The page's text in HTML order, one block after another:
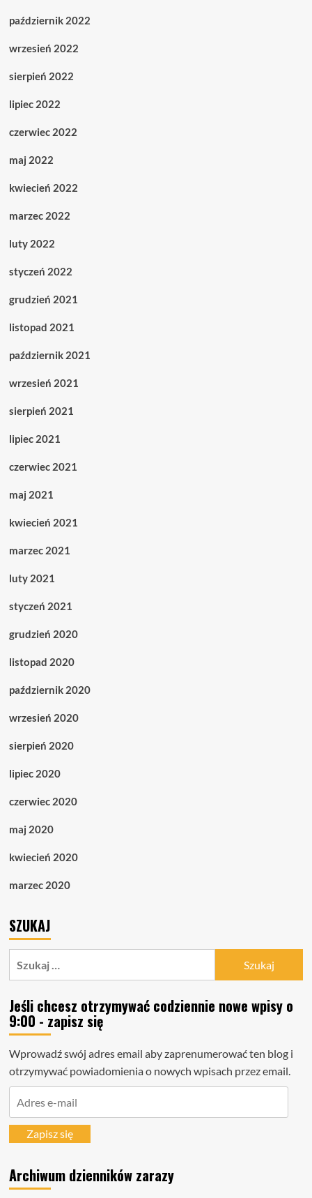
październik 2022
wrzesień 2022
sierpień 2022
lipiec 2022
czerwiec 2022
maj 2022
kwiecień 2022
marzec 2022
luty 2022
styczeń 2022
grudzień 2021
listopad 2021
październik 2021
wrzesień 2021
sierpień 2021
lipiec 2021
czerwiec 2021
maj 2021
kwiecień 2021
marzec 2021
luty 2021
styczeń 2021
grudzień 2020
listopad 2020
październik 2020
wrzesień 2020
sierpień 2020
lipiec 2020
czerwiec 2020
maj 2020
kwiecień 2020
marzec 2020
SZUKAJ
Jeśli chcesz otrzymywać codziennie nowe wpisy o
9:00 - zapisz się
Wprowadź swój adres email aby zaprenumerować ten blog i
otrzymywać powiadomienia o nowych wpisach przez email.
mailZapisz się
Archiwum dzienników zarazy